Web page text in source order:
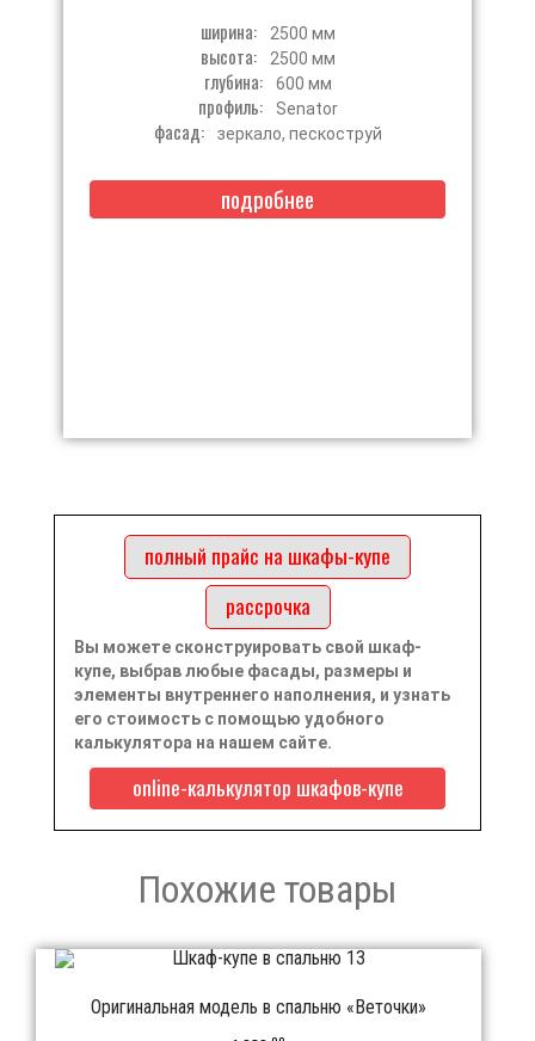
ширина: 2500 мм
высота: 2500 мм
глубина: 600 мм
профиль: Senator
фасад: зеркало, пескоструй
подробнее
полный прайс на шкафы-купе
рассрочка
Вы можете сконструировать свой шкаф-
купе, выбрав любые фасады, размеры и
элементы внутреннего наполнения, и узнать
его стоимость с помощью удобного
калькулятора на нашем сайте.
online-калькулятор шкафов-купе
Похожие товары
Оригинальная модель в спальню «Веточки»